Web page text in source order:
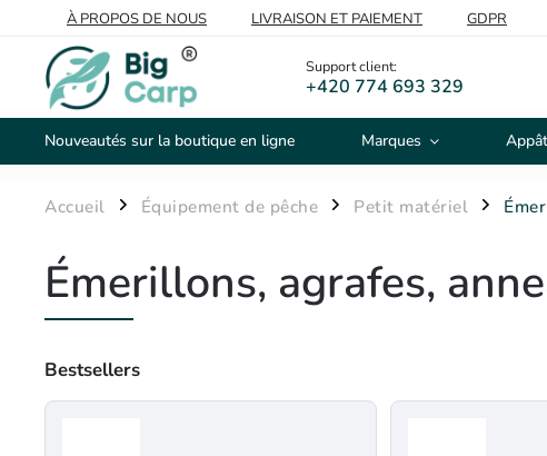
À PROPOS DE NOUS LIVRAISON ET PAIEMENT GDPR
VOS PRISES
DE GROS
Support client:
+420 774 693 329
Nouveautés sur la boutique en ligne Marques
Accueil / Équipement de pêche / Petit matériel /
Émerillons, agrafes,
Bestsellers